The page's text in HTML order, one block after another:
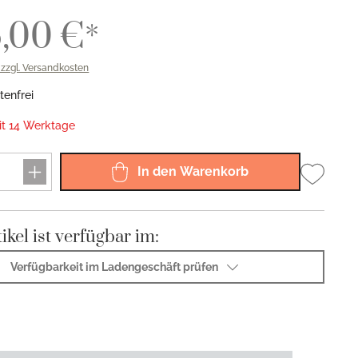
€*
Versandkosten
14 Werktage
In den Warenkorb
ist verfügbar im:
Verfügbarkeit im Ladengeschäft prüfen